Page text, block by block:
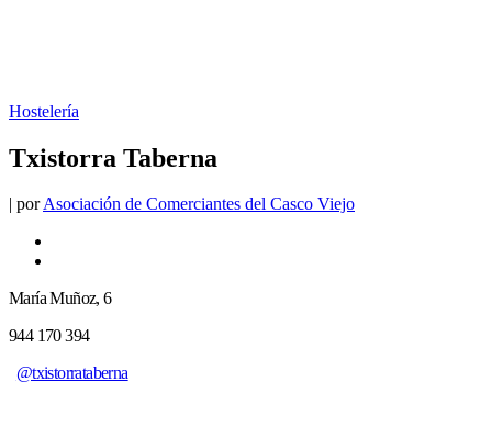
Hostelería
Txistorra Taberna
| porAsociación de Comerciantes del Casco Viejo
María Muñoz, 6
944 170 394
@txistorrataberna